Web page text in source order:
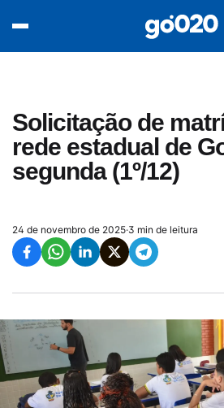
Solicitação de
rede estadual de
segunda (1º/12)
24 de novembro de 2025·3 min de leitura
acontece agora
entretenimento
vídeos
pod020